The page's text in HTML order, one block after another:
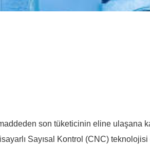
son tüketicinin eline ulaşana
Sayısal Kontrol (CNC)